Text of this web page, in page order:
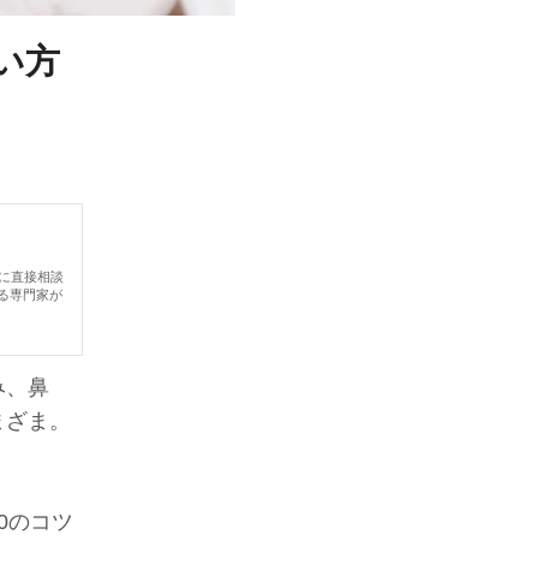
方
直接相談
専門家が
、鼻
ま。
のコツ